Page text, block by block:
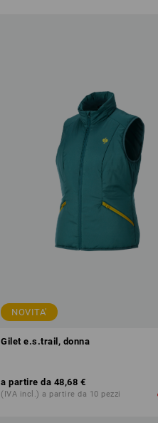
NOVITA'
Gilet e.s.trail, donna
a partire da 48,68 €
(IVA incl.) a partire da 10 pezzi